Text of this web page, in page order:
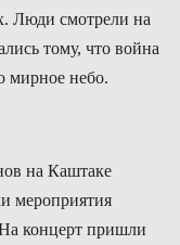
Люди смотрели на
тому, что война
мирное небо.
на Каштаке
мероприятия
концерт пришли